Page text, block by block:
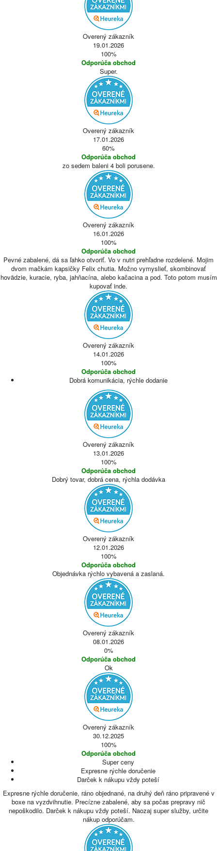
Overený zákazník
19.01.2026
100%
Odporúča obchod
Super.
Overený zákazník
17.01.2026
60%
Odporúča obchod
zo sedem baleni 4 boli porusene.
Overený zákazník
16.01.2026
100%
Odporúča obchod
Pevné zabalené, dá sa ľahko otvoriť. Vo v nutri prehľadne rozdelené. Mojim
dvom mačkám kapsičky Felix chutia. Možno vymyslieť, skombinovať
hovädzie, kuracie, ryba, jahňacína, alebo kačacina a pod. Toto potom musím
kupovať inde.
Overený zákazník
14.01.2026
100%
Odporúča obchod
Dobrá komunikácia, rýchle dodanie
Overený zákazník
13.01.2026
100%
Odporúča obchod
Dobrý tovar, dobrá cena, rýchla dodávka
Overený zákazník
12.01.2026
100%
Odporúča obchod
Objednávka rýchlo vybavená a zaslaná.
Overený zákazník
08.01.2026
0%
Odporúča obchod
Ok
Overený zákazník
30.12.2025
100%
Odporúča obchod
Super ceny
Expresne rýchle doručenie
Darček k nákupu vždy poteší
Expresne rýchle doručenie, ráno objednané, na druhý deň ráno pripravené v
boxe na vyzdvihnutie. Precízne zabalené, aby sa počas prepravy nič
nepoškodilo. Darček k nákupu vždy poteší. Naozaj super služby, určite
nákup odporúčam.